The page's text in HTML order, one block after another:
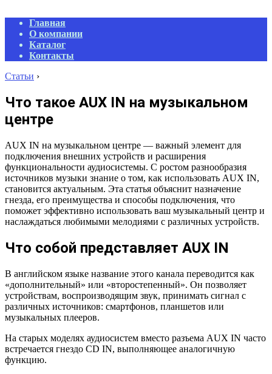
Primary
Navigation
Menu
Главная
О компании
Каталог
Контакты
Статьи ›
Что такое AUX IN на музыкальном
центре
AUX IN на музыкальном центре — важный элемент для
подключения внешних устройств и расширения
функциональности аудиосистемы. С ростом разнообразия
источников музыки знание о том, как использовать AUX IN,
становится актуальным. Эта статья объяснит назначение
гнезда, его преимущества и способы подключения, что
поможет эффективно использовать ваш музыкальный центр и
наслаждаться любимыми мелодиями с различных устройств.
Что собой представляет AUX IN
В английском языке название этого канала переводится как
«дополнительный» или «второстепенный». Он позволяет
устройствам, воспроизводящим звук, принимать сигнал с
различных источников: смартфонов, планшетов или
музыкальных плееров.
На старых моделях аудиосистем вместо разъема AUX IN часто
встречается гнездо CD IN, выполняющее аналогичную
функцию.